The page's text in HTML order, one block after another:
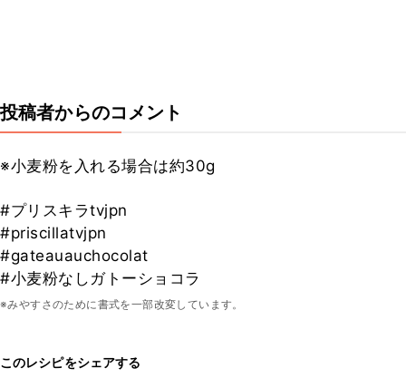
投稿者からのコメント
※小麦粉を入れる場合は約30g
#プリスキラtvjpn
#priscillatvjpn
#gateauauchocolat
#小麦粉なしガトーショコラ
※みやすさのために書式を一部改変しています。
このレシピをシェアする